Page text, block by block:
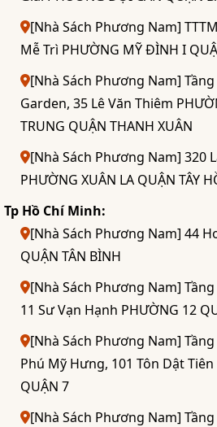
[Nhà Sách Phương Nam]
Mễ Trì PHƯỜNG MỸ ĐÌNH I
[Nhà Sách Phương Nam]
Garden, 35 Lê Văn Thiêm
TRUNG QUẬN THANH XUÂN
[Nhà Sách Phương Nam] 320
PHƯỜNG XUÂN LA QUẬN TÂY
Tp Hồ Chí Minh:
[Nhà Sách Phương Nam] 44
QUẬN TÂN BÌNH
[Nhà Sách Phương Nam]
11 Sư Vạn Hạnh PHƯỜNG 12
[Nhà Sách Phương Nam]
Phú Mỹ Hưng, 101 Tôn Dật Tiên
QUẬN 7
[Nhà Sách Phương Nam] Tầng